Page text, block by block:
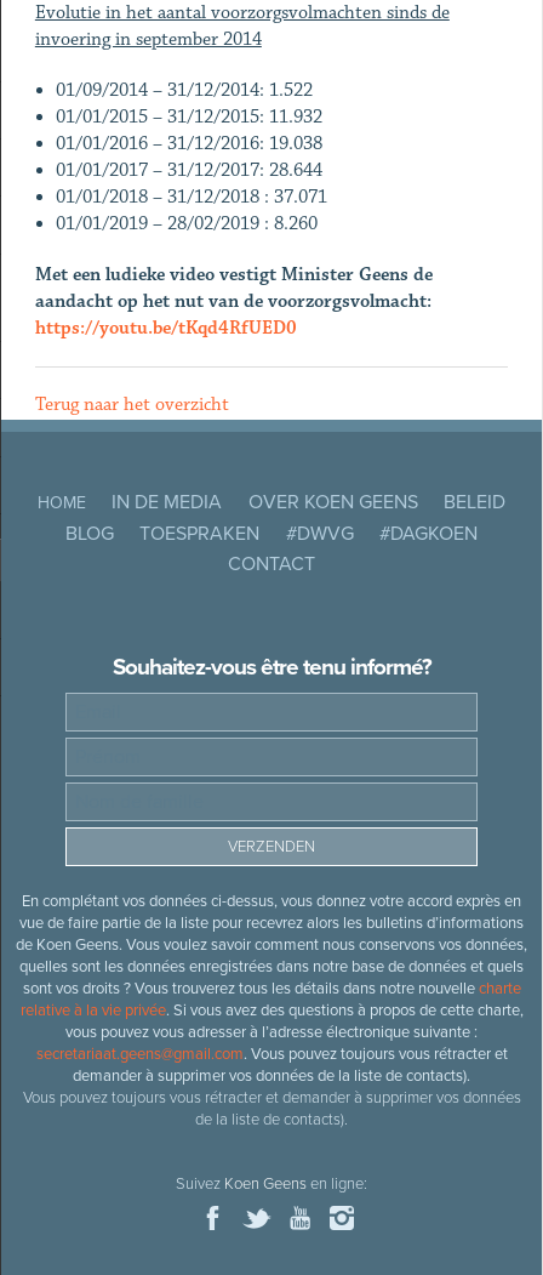
Evolutie in het aantal voorzorgsvolmachten sinds de
invoering in september 2014
01/09/2014 – 31/12/2014: 1.522
01/01/2015 – 31/12/2015: 11.932
01/01/2016 – 31/12/2016: 19.038
01/01/2017 – 31/12/2017: 28.644
01/01/2018 – 31/12/2018 : 37.071
01/01/2019 – 28/02/2019 : 8.260
Met een ludieke video vestigt Minister Geens de
aandacht op het nut van de voorzorgsvolmacht:
https://youtu.be/tKqd4RfUED0
Terug naar het overzicht
HOME IN DE MEDIA OVER KOEN GEENS
BELEID
BLOG
TOESPRAKEN #DWVG
#DAGKOEN
CONTACT
Souhaitez-vous être tenu informé?
En complétant vos données ci-dessus, vous donnez votre accord exprès en
vue de faire partie de la liste pour recevrez alors les bulletins d’informations
de Koen Geens. Vous voulez savoir comment nous conservons vos données,
quelles sont les données enregistrées dans notre base de données et quels
sont vos droits ? Vous trouverez tous les détails dans notre nouvellecharte
relative à la vie privée. Si vous avez des questions à propos de cette charte,
vous pouvez vous adresser à l’adresse électronique suivante :
secretariaat.geens@gmail.com. Vous pouvez toujours vous rétracter et
demander à supprimer vos données de la liste de contacts).
Vous pouvez toujours vous rétracter et demander à supprimer vos données
de la liste de contacts).
Suivez Koen Geensen ligne: